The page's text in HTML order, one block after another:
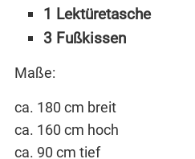
1 Lektüretasche
3 Fußkissen
Maße:
ca. 180 cm breit
ca. 160 cm hoch
ca. 90 cm tief